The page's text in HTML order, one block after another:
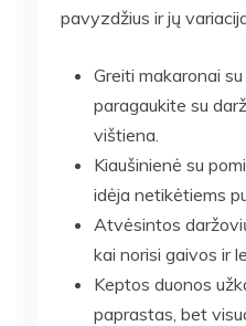
pavyzdžius ir jų
Greiti makaronai
paragaukite su
vištiena.
Kiaušinienė su
idėja netikėtiems
Atvėsintos
kai norisi gaivos ir
Keptos duonos
paprastas, bet